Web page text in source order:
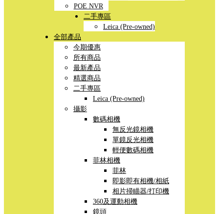
POE NVR
二手專區
Leica (Pre-owned)
全部產品
今期優惠
所有商品
最新產品
精選商品
二手專區
Leica (Pre-owned)
攝影
數碼相機
無反光鏡相機
單鏡反光相機
輕便數碼相機
菲林相機
菲林
即影即有相機/相紙
相片掃瞄器/打印機
360及運動相機
鏡頭